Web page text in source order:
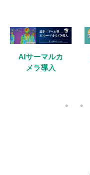
AIサーマルカ
メラ導入